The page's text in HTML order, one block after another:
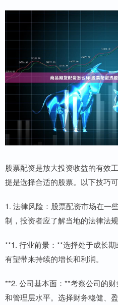
股票配资是放大投资收益的有效
提是选择合适的股票。以下技巧
1. 法律风险：股票配资市场在一
制，投资者应了解当地的法律法
**1. 行业前景：**选择处于成长
有望带来持续的增长和利润。
**2. 公司基本面：**考察公司的
和管理层水平。选择财务稳健、